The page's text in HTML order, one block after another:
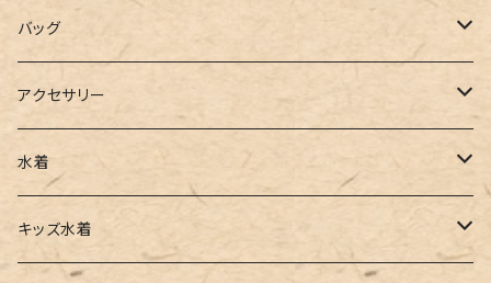
ポロシャツ
ベスト
チュニック
タンクトップ
スラックス
ワイドパンツ
カーゴパンツ
サロペット
キャミワンピース
サロペット
オールインワン
ブーツ
パンプス
サンダル
スニーカー
バッグ
トートバッグ
ショルダー
バックパック
アクセサリー
その他
水着
ワンピース
キッズ水着